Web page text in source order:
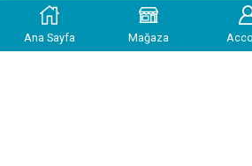
Ana Sayfa Mağaza
info@kimyasalevi.com
Pzt-Cuma: 10:00 – 18:00